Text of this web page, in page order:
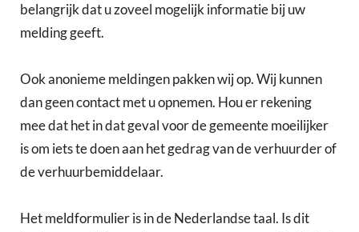
belangrijk dat u zoveel mogelijk informatie bij uw
melding geeft.
Ook anonieme meldingen pakken wij op. Wij kunnen
dan geen contact met u opnemen. Hou er rekening
mee dat het in dat geval voor de gemeente moeilijker
is om iets te doen aan het gedrag van de verhuurder of
de verhuurbemiddelaar.
Het meldformulier is in de Nederlandse taal. Is dit